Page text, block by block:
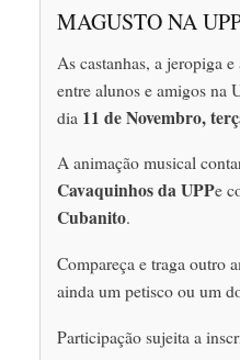
MAGUSTO NA
As castanhas, a jeropiga
entre alunos e amigos na
dia 11 de Novembro,
A animação musical
Cavaquinhos da UPPe
Cubanito.
Compareça e traga outro
ainda um petisco ou um
Participação sujeita a